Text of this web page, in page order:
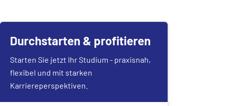
Durchstarten & profitieren
Starten Sie jetzt Ihr Studium - praxisnah,
flexibel und mit starken
Karriereperspektiven.